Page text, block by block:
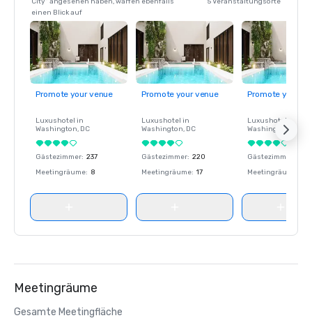
einen Blick auf
Promote your venue
Luxushotel in
Washington, DC
Gästezimmer: 237
Meetingräume: 8
Promote your venue
Luxushotel in
Washington, DC
Gästezimmer: 220
Meetingräume: 17
Promote your
Luxushotel in
Washington
Gästezimmer
Meetingräume
Meetingräume
Gesamte Meetingfläche